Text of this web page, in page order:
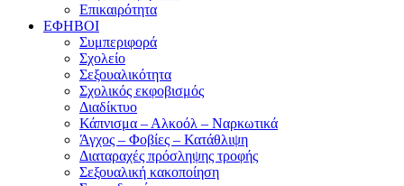
Επικαιρότητα
ΕΦΗΒΟΙ
Συμπεριφορά
Σχολείο
Σεξουαλικότητα
Σχολικός εκφοβισμός
Διαδίκτυο
Κάπνισμα – Αλκοόλ – Ναρκωτικά
Άγχος – Φοβίες – Κατάθλιψη
Διαταραχές πρόσληψης τροφής
Σεξουαλική κακοποίηση